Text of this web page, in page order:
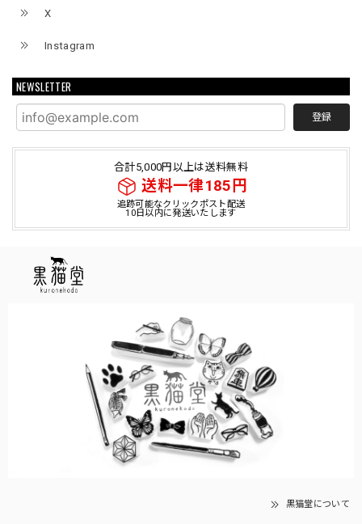
X
Instagram
NEWSLETTER
登録
合計5,000円以上は送料無料
送料一律185円
追跡可能なクリックポスト配送
10日以内に発送いたします
黒猫堂について